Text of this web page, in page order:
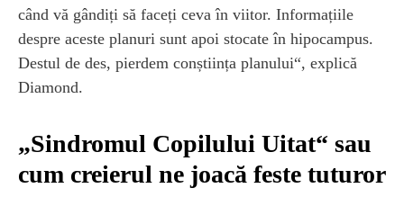
când vă gândiți să faceți ceva în viitor. Informațiile
despre aceste planuri sunt apoi stocate în hipocampus.
Destul de des, pierdem conștiința planului“, explică
Diamond.
„Sindromul Copilului Uitat“ sau
cum creierul ne joacă feste tuturor